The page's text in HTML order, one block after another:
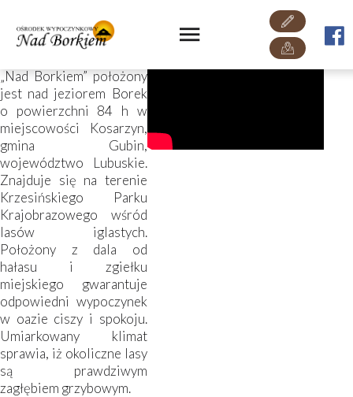
O nas
„Nad Borkiem” położony
jest nad jeziorem Borek
o powierzchni 84 h w
miejscowości Kosarzyn,
gmina Gubin,
województwo Lubuskie.
Znajduje się na terenie
Krzesińskiego Parku
Krajobrazowego wśród
lasów iglastych.
Położony z dala od
hałasu i zgiełku
miejskiego gwarantuje
odpowiedni wypoczynek
w oazie ciszy i spokoju.
Umiarkowany klimat
sprawia, iż okoliczne lasy
są prawdziwym
zagłębiem grzybowym.